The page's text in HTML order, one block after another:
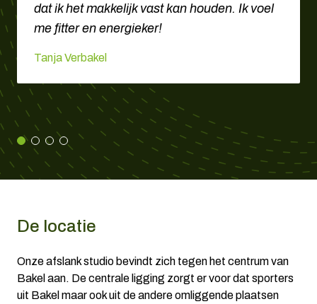
dat ik het makkelijk vast kan houden. Ik voel
me fitter en energieker!
Tanja Verbakel
De locatie
Onze afslank studio bevindt zich tegen het centrum van
Bakel aan. De centrale ligging zorgt er voor dat sporters
uit Bakel maar ook uit de andere omliggende plaatsen